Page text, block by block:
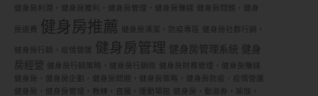
健身房利潤，健身房獲利，健身房管理，健身房賺錢 健身房問題，健身
房退費 健身房推薦 健身房清潔，防疫專區 健身房社群行銷，
健身房行銷，疫情營運 健身房管理 健身房管理系統 健身
房經營
健身房行銷策略，健身房行銷術
健身房財務管理，健身房賺錢
健身房，健身房企劃，健身房問題，健身房策略，健身房防疫，疫情營運
健身房，健身房管理，教練，直播，運動場館
健身房，動滋券，瑜珈，